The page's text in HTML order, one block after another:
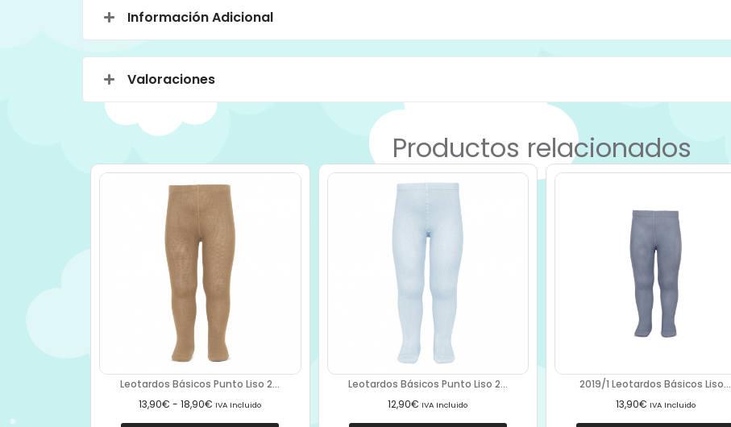
Información Adicional
Valoraciones
Productos relacionados
Leotardos Básicos Punto Liso 2...
13,90€ - 18,90€ IVA Incluido
Leotardos Básicos Punto Liso 2...
12,90€ IVA Incluido
2019/1 Leotardos Básicos Liso...
13,90€ IVA Incluido